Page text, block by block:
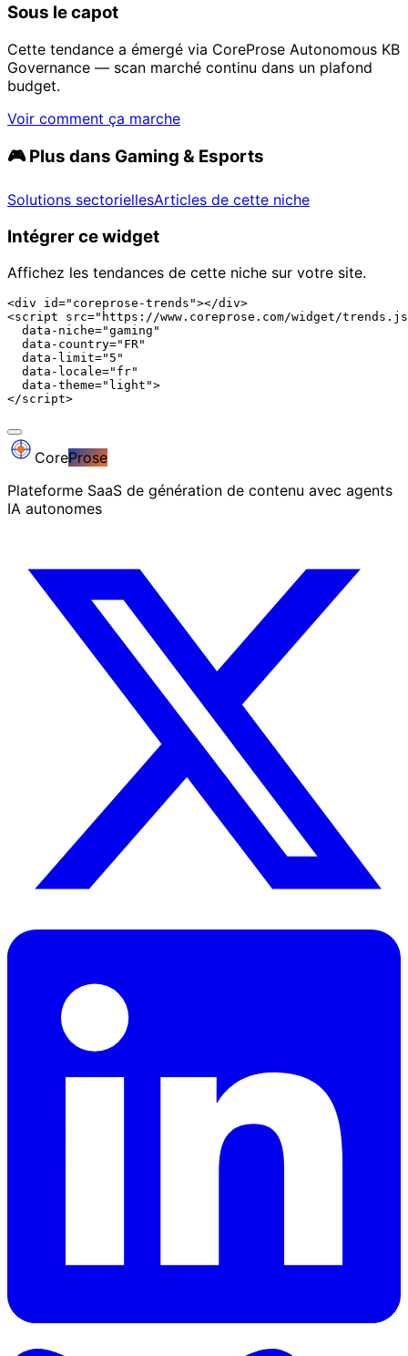
Sous le capot
Cette tendance a émergé via CoreProse Autonomous KB
Governance — scan marché continu dans un plafond
budget.
Voir comment ça marche
🎮Plus dans Gaming & Esports
Solutions sectoriellesArticles de cette niche
Intégrer ce widget
Affichez les tendances de cette niche sur votre site.
<div id="coreprose-trends"></div>
<script src="https://www.coreprose.com/widget/
  data-niche="gaming"
  data-country="FR"
  data-limit="5"
  data-locale="fr"
  data-theme="light">
</script>
CoreProse
Plateforme SaaS de génération de contenu avec agents
IA autonomes